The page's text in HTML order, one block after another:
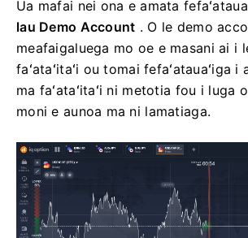
Ua mafai nei ona e amata
lau Demo Account . O le demo
meafaigaluega mo oe e masani ai i
faʻataʻitaʻi ou tomai fefaʻatauaʻiga i
ma faʻataʻitaʻi ni metotia fou i luga
moni e aunoa ma ni lamatiaga.